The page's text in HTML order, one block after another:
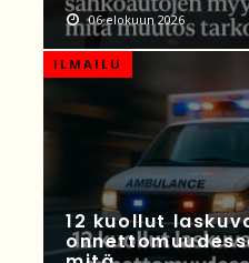
06 elokuun 2026
ILMAILU
12 kuollut